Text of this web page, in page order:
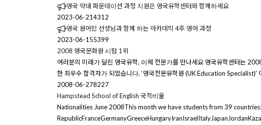
영국 약대 파운데이션 과정 지원은 영국유학센터와 함께하세요
2023-06-214312
영국 원어민 선생님과 함께 하는 아카데믹 4주 영어 과정
2023-06-155399
2008 영국문화원 시험 1위
여러분의 미래가 달린 영국유학, 이제 전문가를 만나세요 영국유학센터는
한 최우수 합격자가 되었습니다. ‘영국전문유학원 (UK Education Specialist)’
2008-06-278227
Hampstead School of English 국적비율
Nationalities June 2008This month we have students from 39